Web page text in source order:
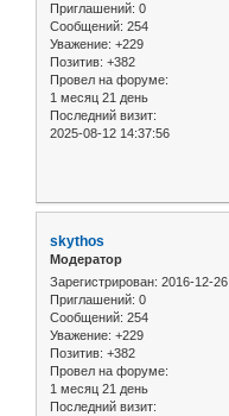
Приглашений: 0
Сообщений: 254
Уважение: +229
Позитив: +382
Провел на форуме:
1 месяц 21 день
Последний визит:
2025-08-12 14:37:56
skythos
Модератор
Зарегистрирован: 2016-12-26
Приглашений: 0
Сообщений: 254
Уважение: +229
Позитив: +382
Провел на форуме:
1 месяц 21 день
Последний визит: